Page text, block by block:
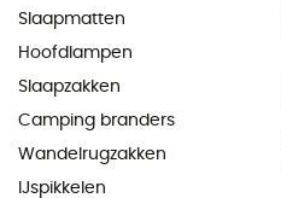
Slaapmatten
Hoofdlampen
Slaapzakken
Camping branders
Wandelrugzakken
IJspikkelen